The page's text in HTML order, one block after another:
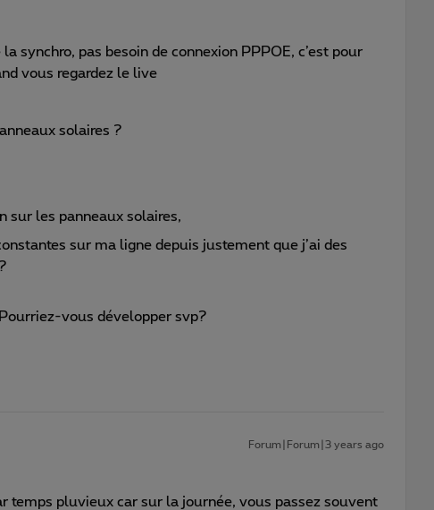
synchro, pas besoin de connexion PPPOE, c’est pour
vous regardez le live
solaires ?
sur les panneaux solaires,
sur ma ligne depuis justement que j’ai des
vous développer svp?
Forum|Forum|3 years ago
temps pluvieux car sur la journée, vous passez souvent